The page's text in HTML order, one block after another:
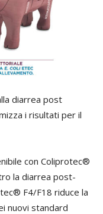
diarrea post
i risultati per il
con Coliprotec®
la diarrea post-
F4/F18 riduce la
nuovi standard